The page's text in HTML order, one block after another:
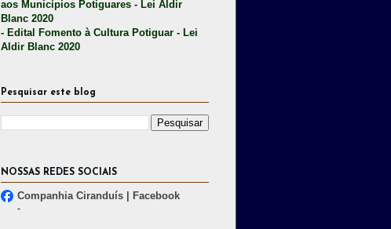
aos Municípios Potiguares - Lei Aldir
Blanc 2020
- Edital Fomento à Cultura Potiguar - Lei
Aldir Blanc 2020
Pesquisar este blog
NOSSAS REDES SOCIAIS
Companhia Ciranduís | Facebook
-